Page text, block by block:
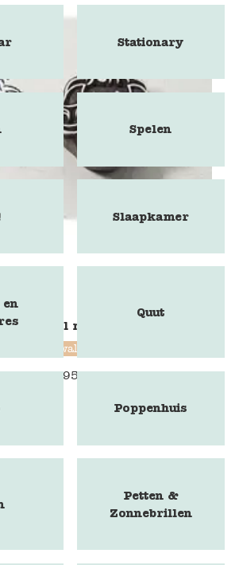
mammoet
Blockwallah
€9,95
Stationary
Spelen
Slaapkamer
en
Quut
Poppenhuis
Petten &
Zonnebrillen